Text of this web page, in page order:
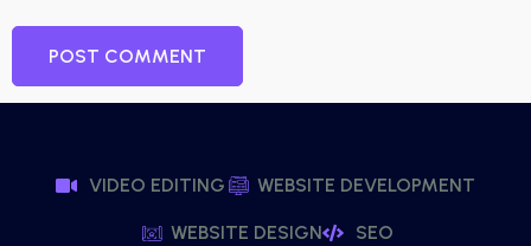
VIDEO EDITING WEBSITE DEVELOPMENT
WEBSITE DESIGN SEO